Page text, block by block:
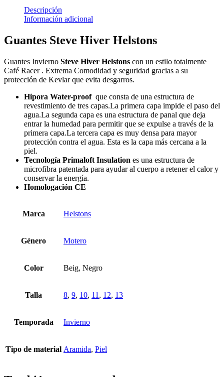
Descripción
Información adicional
Guantes Steve Hiver Helstons
Guantes Invierno Steve Hiver Helstons con un estilo totalmente
Café Racer . Extrema Comodidad y seguridad gracias a su
protección de Kevlar que evita desgarros.
Hipora Water-proof que consta de una estructura de
revestimiento de tres capas.La primera capa impide el paso del
agua.La segunda capa es una estructura de panal que deja
entrar la humedad para permitir que se expulse a través de la
primera capa.La tercera capa es muy densa para mayor
protección contra el agua. Esta es la capa más cercana a la
piel.
Tecnología Primaloft Insulation es una estructura de
microfibra patentada para ayudar al cuerpo a retener el calor y
conservar la energía.
Homologación CE
Marca Helstons
Género Motero
Color Beig, Negro
Talla 8, 9, 10, 11 , 12, 13
Temporada Invierno
Tipo de material Aramida, Piel